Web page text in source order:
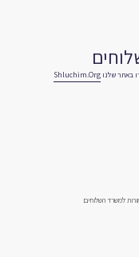
באתר שלנו Shluchim.org